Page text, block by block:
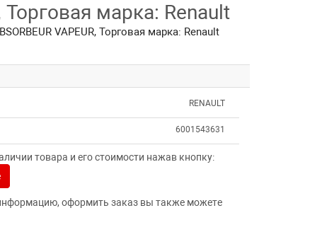
Торговая марка: Renault
VAPEUR, Торговая марка: Renault
RENAULT
6001543631
товара и его стоимости нажав кнопку:
оформить заказ вы также можете